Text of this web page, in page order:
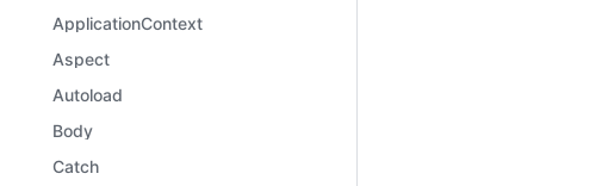
ApplicationContext
Aspect
Autoload
Body
Catch